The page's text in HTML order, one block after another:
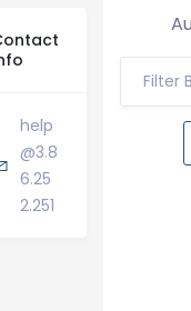
help
@3.8
6.25
2.251
Filter